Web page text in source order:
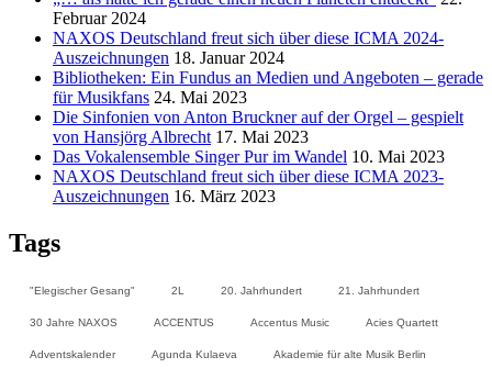
Februar 2024
NAXOS Deutschland freut sich über diese ICMA 2024-
Auszeichnungen 18. Januar 2024
Bibliotheken: Ein Fundus an Medien und Angeboten – gerade
für Musikfans 24. Mai 2023
Die Sinfonien von Anton Bruckner auf der Orgel – gespielt
von Hansjörg Albrecht 17. Mai 2023
Das Vokalensemble Singer Pur im Wandel 10. Mai 2023
NAXOS Deutschland freut sich über diese ICMA 2023-
Auszeichnungen 16. März 2023
Tags
"Elegischer Gesang" 2L 20. Jahrhundert 21. Jahrhundert
30 Jahre NAXOS ACCENTUS Accentus Music Acies Quartett
Adventskalender Agunda Kulaeva Akademie für alte Musik Berlin